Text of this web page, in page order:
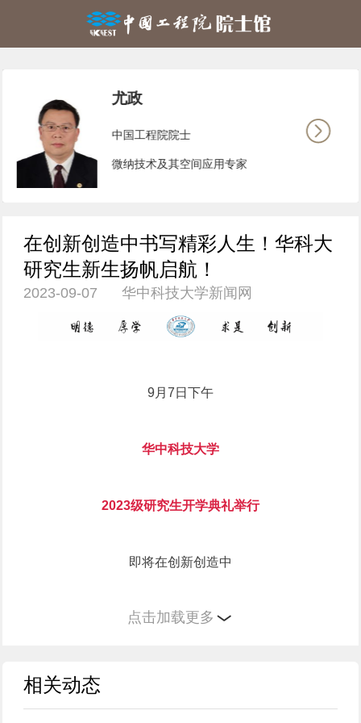
尤政
中国工程院院士
微纳技术及其空间应用专家
在创新创造中书写精彩人生！华科大
研究生新生扬帆启航！
2023-09-07 华中科技大学新闻网
9月7日下午
华中科技大学
2023级研究生开学典礼举行
即将在创新创造中
书写精彩人生的
点击加载更多
相关动态